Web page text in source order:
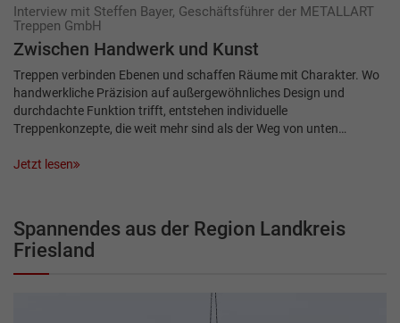
Interview mit Steffen Bayer, Geschäftsführer der METALLART
Treppen GmbH
Zwischen Hand­werk und Kunst
Treppen verbinden Ebenen und schaffen Räume mit Charakter. Wo
handwerkliche Präzision auf außergewöhnliches Design und
durchdachte Funktion trifft, entstehen individuelle
Treppenkonzepte, die weit mehr sind als der Weg von unten…
Jetzt lesen
Spannendes aus der Region Landkreis
Friesland